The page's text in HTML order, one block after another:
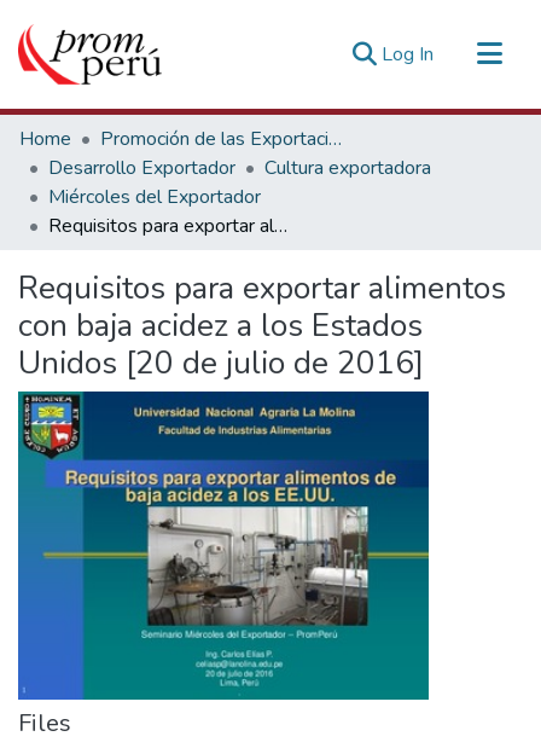
Log In (current)
Communities & Collections
All of DSpace
Statistics
Estadísticas Externas
Home
Promoción de las Exportaciones
Desarrollo Exportador
Cultura exportadora
Miércoles del Exportador
Requisitos para exportar alimentos con baja acidez a los Estados Unidos [20 de julio de 2016]
Requisitos para exportar alimentos
con baja acidez a los Estados
Unidos [20 de julio de 2016]
Files